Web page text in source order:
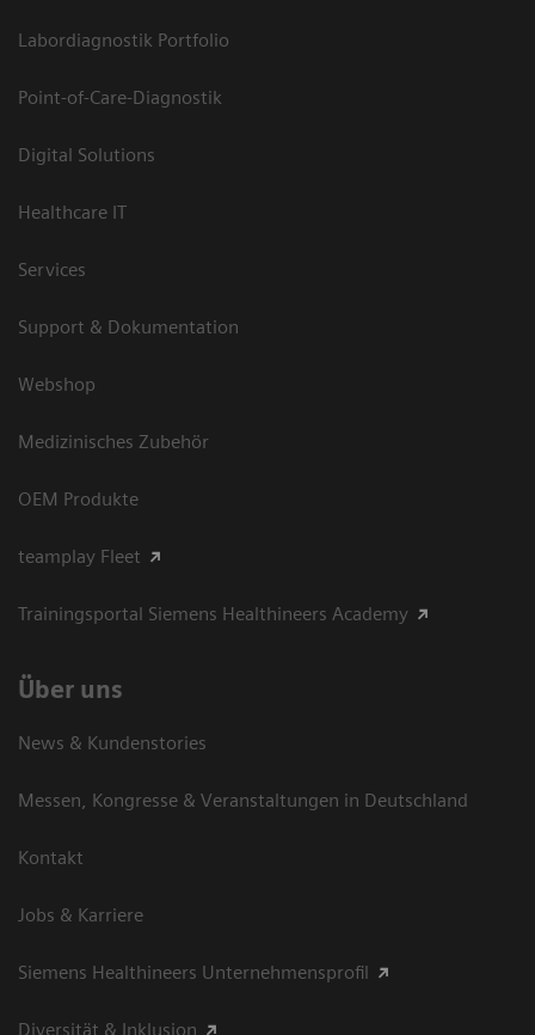
Labordiagnostik Portfolio
Point-of-Care-Diagnostik
Digital Solutions
Healthcare IT
Services
Support & Dokumentation
Webshop
Medizinisches Zubehör
OEM Produkte
teamplay Fleet
Trainingsportal Siemens Healthineers Academy
Über uns
News & Kundenstories
Messen, Kongresse & Veranstaltungen in Deutschland
Kontakt
Jobs & Karriere
Siemens Healthineers Unternehmensprofil
Diversität & Inklusion